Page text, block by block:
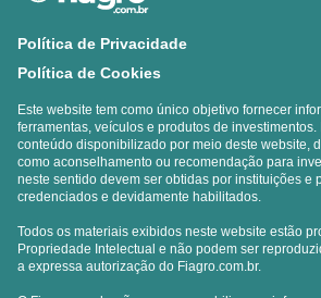
Política de Privacidade
Política de Cookies
Este website tem como único objetivo fornecer
ferramentas, veículos e produtos de
conteúdo disponibilizado por meio deste website,
como aconselhamento ou recomendação para
neste sentido devem ser obtidas por instituições e
credenciados e devidamente habilitados.
Todos os materiais exibidos neste website estão
Propriedade Intelectual e não podem ser
a expressa autorização do Fiagro.com.br.